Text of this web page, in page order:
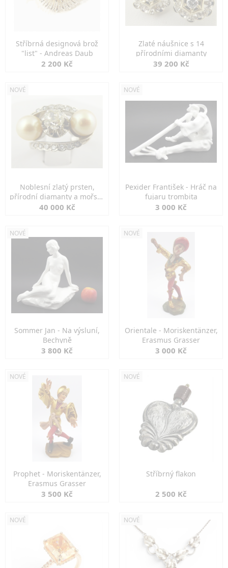
Stříbrná designová brož
"list" - Andreas Daub
2 200 Kč
Zlaté náušnice s 14
přírodními diamanty
39 200 Kč
NOVÉ
Noblesní zlatý prsten,
přírodní diamanty a mořské
perly
40 000 Kč
NOVÉ
Pexider František - Hráč na
fujaru trombita
3 000 Kč
NOVÉ
Sommer Jan - Na výsluní,
Bechyně
3 800 Kč
NOVÉ
Orientale - Moriskentänzer,
Erasmus Grasser
3 000 Kč
NOVÉ
Prophet - Moriskentänzer,
Erasmus Grasser
3 500 Kč
NOVÉ
Stříbrný flakon
2 500 Kč
NOVÉ NOVÉ